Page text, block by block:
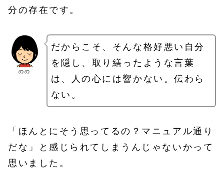
分の存在です。
のの
だからこそ、そんな格好悪い自分
を隠し、取り繕ったような言葉
は、人の心には響かない。伝わら
ない。
「ほんとにそう思ってるの？マニュアル通り
だな」と感じられてしまうんじゃないかって
思いました。